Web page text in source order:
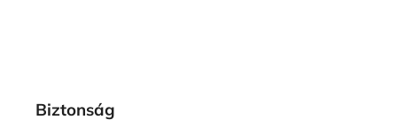
Biztonság